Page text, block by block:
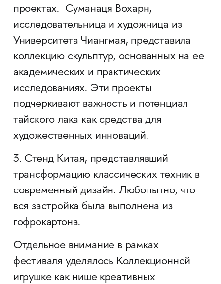
проектах. Суманаця Вохарн,
исследовательница и художница из
Университета Чиангмая, представила
коллекцию скульптур, основанных на ее
академических и практических
исследованиях. Эти проекты
подчеркивают важность и потенциал
тайского лака как средства для
художественных инноваций.
3. Стенд Китая, представлявший
трансформацию классических техник в
современный дизайн. Любопытно, что
вся застройка была выполнена из
гофрокартона.
Отдельное внимание в рамках
фестиваля уделялось Коллекционной
игрушке как нише креативных